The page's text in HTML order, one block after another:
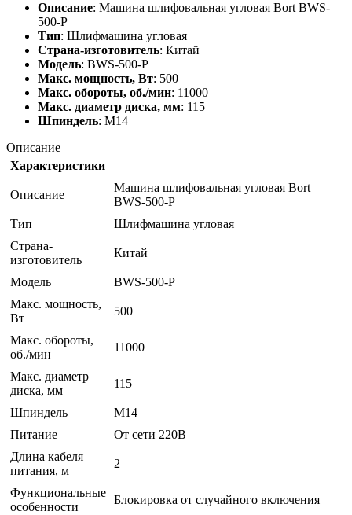
Описание: Машина шлифовальная угловая Bort BWS-
500-P
Тип: Шлифмашина угловая
Страна-изготовитель: Китай
Модель: BWS-500-P
Макс. мощность, Вт: 500
Макс. обороты, об./мин: 11000
Макс. диаметр диска, мм: 115
Шпиндель: M14
Описание
Характеристики
Описание
Машина шлифовальная угловая Bort
BWS-500-P
Тип
Шлифмашина угловая
Страна-
изготовитель
Китай
Модель
BWS-500-P
Макс. мощность,
Вт
500
Макс. обороты,
об./мин
11000
Макс. диаметр
диска, мм
115
Шпиндель
M14
Питание
От сети 220В
Длина кабеля
питания, м
2
Функциональные
особенности
Блокировка от случайного включения